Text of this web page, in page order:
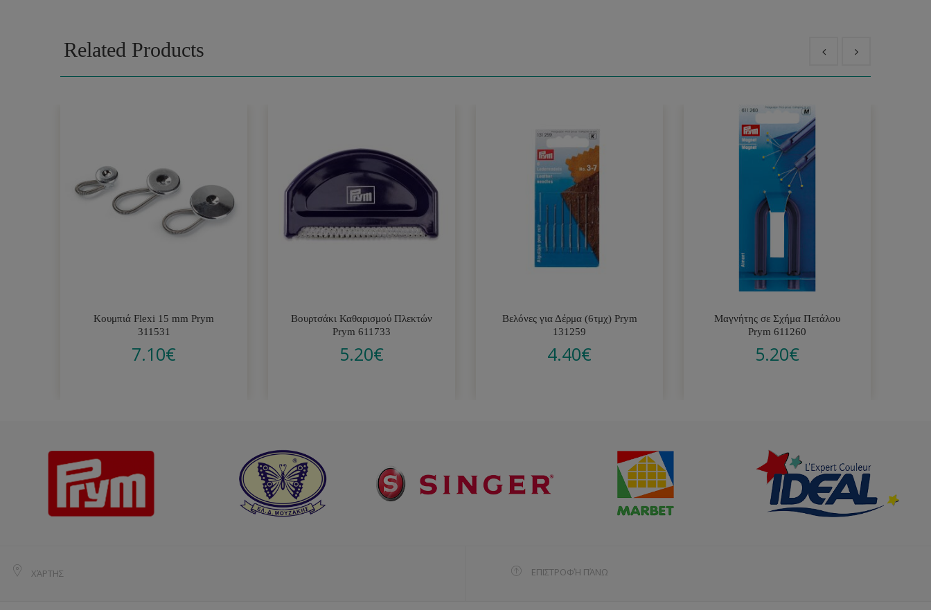
Related Products
Κουμπιά Flexi 15 mm Prym
311531
7.10€
Βουρτσάκι Καθαρισμού Πλεκτών
Prym 611733
5.20€
Βελόνες για Δέρμα (6τμχ) Prym
131259
4.40€
Μαγνήτης σε Σχήμα Πετάλου
Prym 611260
5.20€
ΧΆΡΤΗΣ ΕΠΙΣΤΡΟΦΉ ΠΆΝΩ